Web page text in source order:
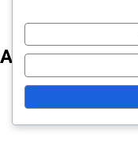
Arkisto
March 2026
February 2026